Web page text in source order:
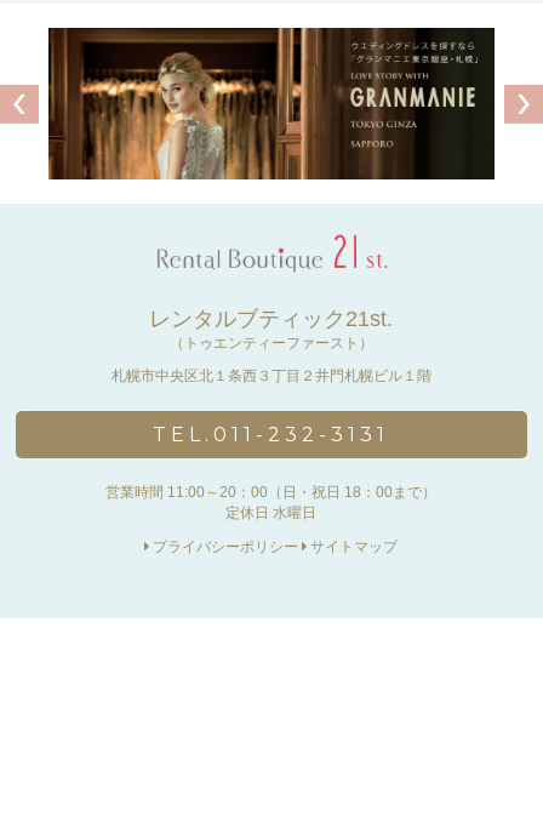
レンタルブティック21st.
（トゥエンティーファースト）
札幌市中央区北１条西３丁目２井門札幌ビル１階
TEL.011-232-3131
営業時間 11:00～20：00（日・祝日 18：00まで）
定休日 水曜日
プライバシーポリシー
サイトマップ